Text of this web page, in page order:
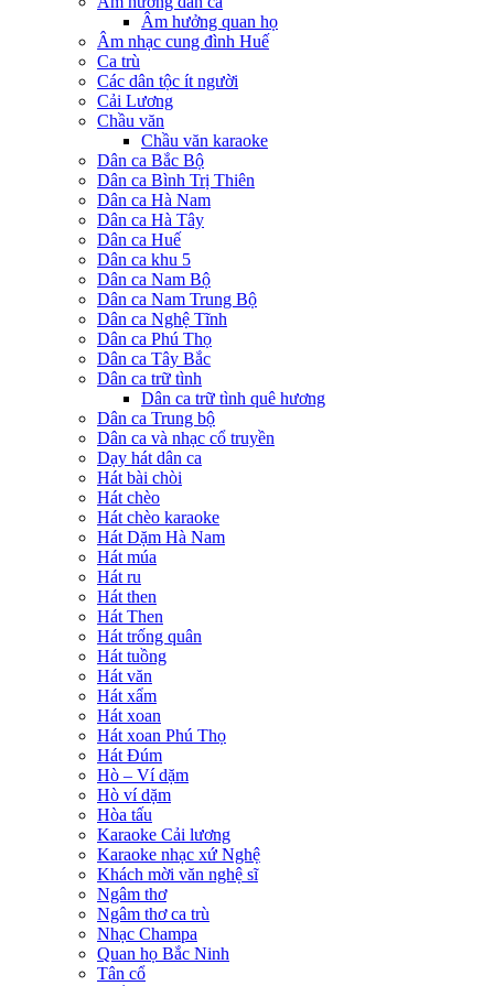
Âm hưởng quan họ
Âm nhạc cung đình Huế
Ca trù
Các dân tộc ít người
Cải Lương
Chầu văn
Chầu văn karaoke
Dân ca Bắc Bộ
Dân ca Bình Trị Thiên
Dân ca Hà Nam
Dân ca Hà Tây
Dân ca Huế
Dân ca khu 5
Dân ca Nam Bộ
Dân ca Nam Trung Bộ
Dân ca Nghệ Tĩnh
Dân ca Phú Thọ
Dân ca Tây Bắc
Dân ca trữ tình
Dân ca trữ tình quê hương
Dân ca Trung bộ
Dân ca và nhạc cổ truyền
Dạy hát dân ca
Hát bài chòi
Hát chèo
Hát chèo karaoke
Hát Dặm Hà Nam
Hát múa
Hát ru
Hát then
Hát Then
Hát trống quân
Hát tuồng
Hát văn
Hát xẩm
Hát xoan
Hát xoan Phú Thọ
Hát Đúm
Hò – Ví dặm
Hò ví dặm
Hòa tấu
Karaoke Cải lương
Karaoke nhạc xứ Nghệ
Khách mời văn nghệ sĩ
Ngâm thơ
Ngâm thơ ca trù
Nhạc Champa
Quan họ Bắc Ninh
Tân cổ